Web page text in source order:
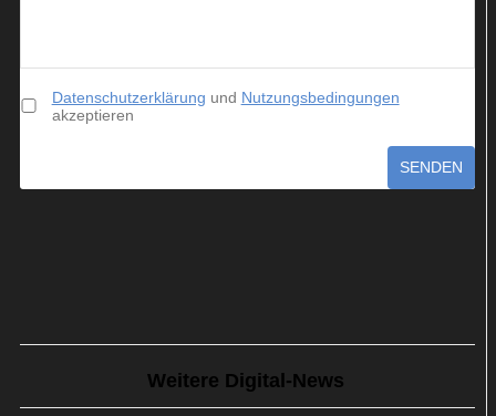
Datenschutzerklärung und Nutzungsbedingungen
akzeptieren
SENDEN
Weitere Digital-News